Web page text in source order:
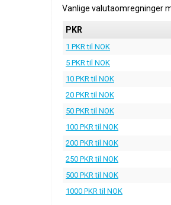
Vanlige valutaomregninger
PKR
1 PKR til NOK
5 PKR til NOK
10 PKR til NOK
20 PKR til NOK
50 PKR til NOK
100 PKR til NOK
200 PKR til NOK
250 PKR til NOK
500 PKR til NOK
1000 PKR til NOK